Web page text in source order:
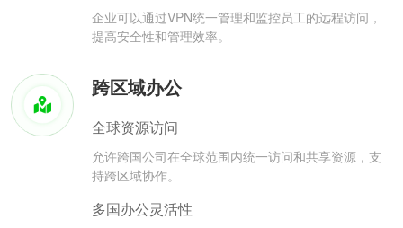
企业可以通过VPN统一管理和监控员工的远程访问，
提高安全性和管理效率。
跨区域办公
全球资源访问
允许跨国公司在全球范围内统一访问和共享资源，支
持跨区域协作。
多国办公灵活性